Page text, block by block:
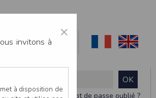
Mot de passe oublié ?
×
invitons à
à disposition de